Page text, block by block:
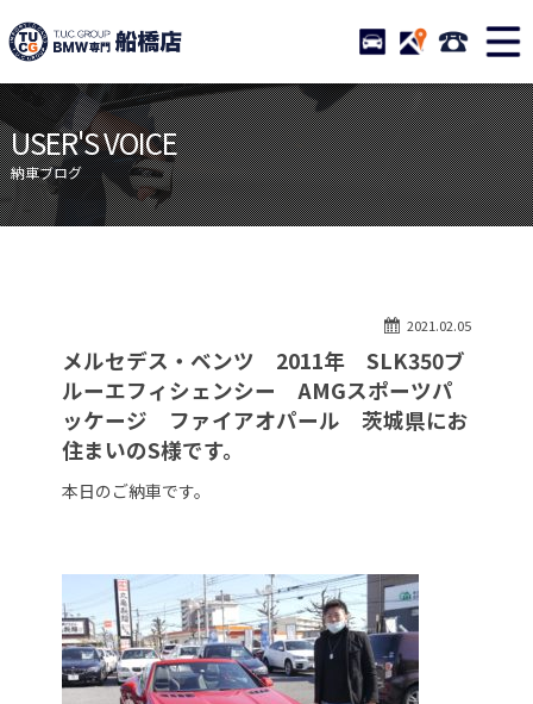
TUCグループ BMW専門 船
STOCK ACCESS 047-
ニュース
在庫リスト
目玉車両一覧
店舗紹介
保証＆サービス
アクセスマップ
自動車保険
TUCとは？
リクルート
納車blog
スタッフblog
USER'S VOICE
納車ブログ
2021.02.05
メルセデス・ベンツ 2011年 SLK350ブ
ルーエフィシェンシー AMGスポーツパ
ッケージ ファイアオパール 茨城県にお
住まいのS様です。
本日のご納車です。